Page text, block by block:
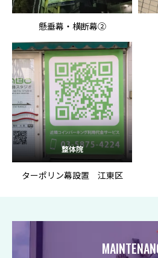
懸垂幕・横断幕②
整体院
ターポリン幕設置 江東区